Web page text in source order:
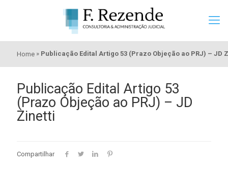
Home » Publicação Edital Artigo 53 (Prazo Objeção ao PRJ) – JD
Publicação Edital Artigo 53
(Prazo Objeção ao PRJ) – JD
Zinetti
Compartilhar